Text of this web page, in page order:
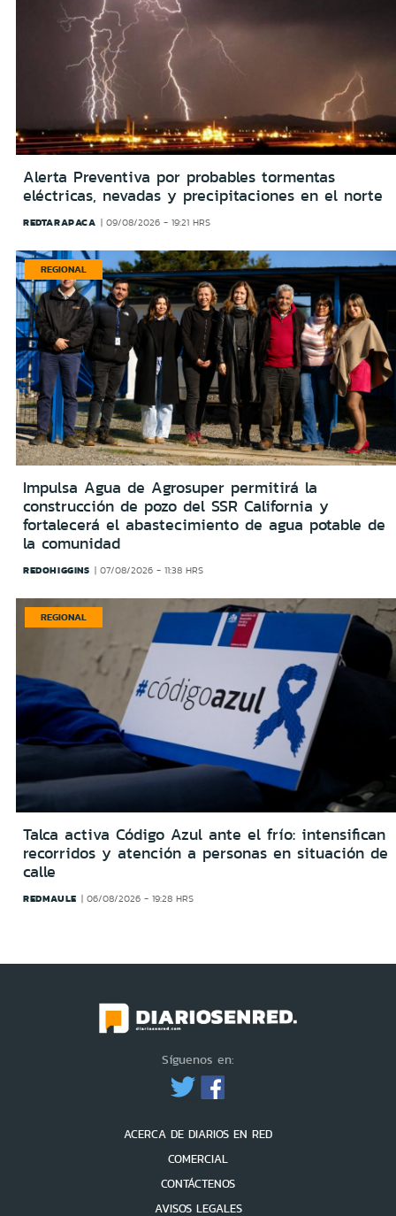
Alerta Preventiva por probables tormentas
eléctricas, nevadas y precipitaciones en el norte
REDTARAPACA 09/08/2026 - 19:21 HRS
REGIONAL
Impulsa Agua de Agrosuper permitirá la
construcción de pozo del SSR California y
fortalecerá el abastecimiento de agua potable de
la comunidad
REDOHIGGINS 07/08/2026 - 11:38 HRS
REGIONAL
Talca activa Código Azul ante el frío: intensifican
recorridos y atención a personas en situación de
calle
REDMAULE 06/08/2026 - 19:28 HRS
Síguenos en:
ACERCA DE DIARIOS EN RED
COMERCIAL
CONTÁCTENOS
AVISOS LEGALES